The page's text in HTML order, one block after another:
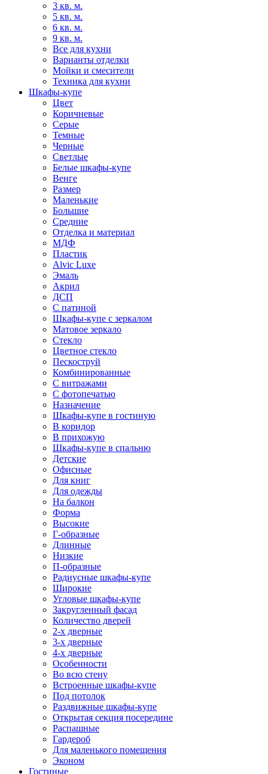
3 кв. м.
5 кв. м.
6 кв. м.
9 кв. м.
Все для кухни
Варианты отделки
Мойки и смесители
Техника для кухни
Шкафы-купе
Цвет
Коричневые
Серые
Темные
Черные
Светлые
Белые шкафы-купе
Венге
Размер
Маленькие
Большие
Средние
Отделка и материал
МДФ
Пластик
Alvic Luxe
Эмаль
Акрил
ДСП
С патиной
Шкафы-купе с зеркалом
Матовое зеркало
Стекло
Цветное стекло
Пескоструй
Комбинированные
С витражами
С фотопечатью
Назначение
Шкафы-купе в гостиную
В коридор
В прихожую
Шкафы-купе в спальню
Детские
Офисные
Для книг
Для одежды
На балкон
Форма
Высокие
Г-образные
Длинные
Низкие
П-образные
Радиусные шкафы-купе
Широкие
Угловые шкафы-купе
Закругленный фасад
Количество дверей
2-х дверные
3-х дверные
4-х дверные
Особенности
Во всю стену
Встроенные шкафы-купе
Под потолок
Раздвижные шкафы-купе
Открытая секция посередине
Распашные
Гардероб
Для маленького помещения
Эконом
Гостиные